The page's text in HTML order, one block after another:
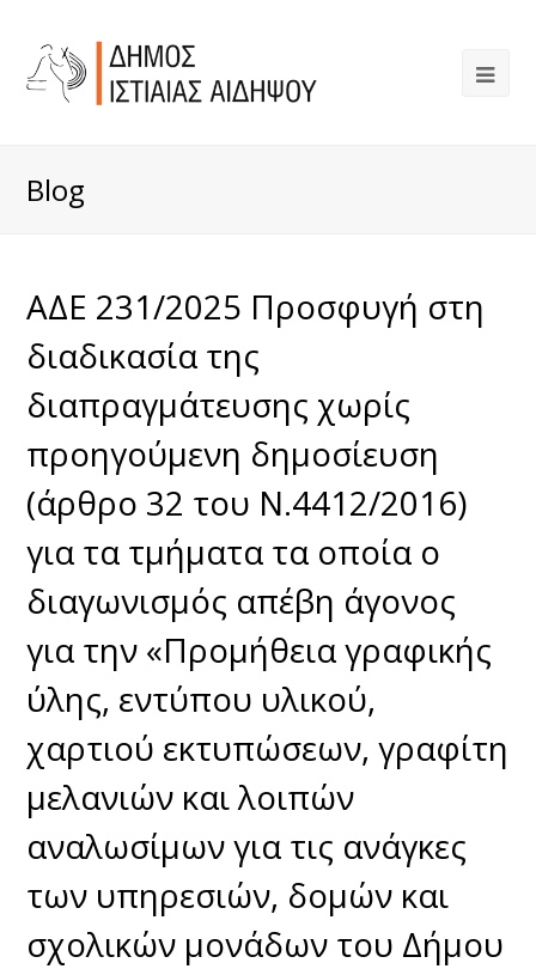
Blog
ΑΔΕ 231/2025 Προσφυγή στη
διαδικασία της
διαπραγμάτευσης χωρίς
προηγούμενη δημοσίευση
(άρθρο 32 του Ν.4412/2016)
για τα τμήματα τα οποία ο
διαγωνισμός απέβη άγονος
για την «Προμήθεια γραφικής
ύλης, εντύπου υλικού,
χαρτιού εκτυπώσεων, γραφίτη
μελανιών και λοιπών
αναλωσίμων για τις ανάγκες
των υπηρεσιών, δομών και
σχολικών μονάδων του Δήμου